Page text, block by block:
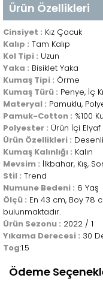
Ürün Özellikleri
Cinsiyet : Kız Çocuk
Kalıp : Tam Kalıp
Kol Tipi : Uzun
Yaka : Bisiklet Yaka
Kumaş Tipi : Örme
Kumaş Türü : Penye, İç
Materyal : Pamuklu,
Pamuk-Cotton : %100
Polyester : Ürün İçi Elyaf
Ürün Özellikleri :
Kumaş Kalınlığı : Kalın
Mevsim : İlkbahar, Kış,
Stil : Trend
Numune Bedeni : 6 Yaş
Ölçü : En 43 cm, Boy 78
bulunmaktadır.
Ürün Sezonu : 2022 / 1
Yıkama Derecesi : 30
Tog:1.5
Ödeme